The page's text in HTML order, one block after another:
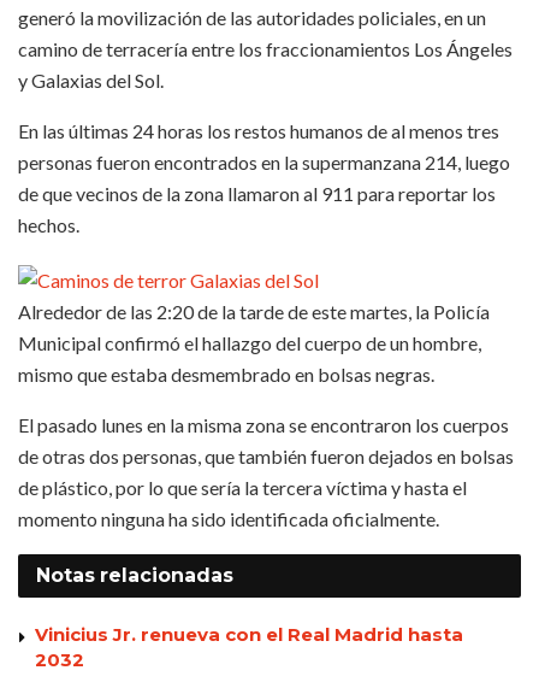
generó la movilización de las autoridades policiales, en un
camino de terracería entre los fraccionamientos Los Ángeles
y Galaxias del Sol.
En las últimas 24 horas los restos humanos de al menos tres
personas fueron encontrados en la supermanzana 214, luego
de que vecinos de la zona llamaron al 911 para reportar los
hechos.
Alrededor de las 2:20 de la tarde de este martes, la Policía
Municipal confirmó el hallazgo del cuerpo de un hombre,
mismo que estaba desmembrado en bolsas negras.
El pasado lunes en la misma zona se encontraron los cuerpos
de otras dos personas, que también fueron dejados en bolsas
de plástico, por lo que sería la tercera víctima y hasta el
momento ninguna ha sido identificada oficialmente.
Notas relacionadas
Vinicius Jr. renueva con el Real Madrid hasta
2032